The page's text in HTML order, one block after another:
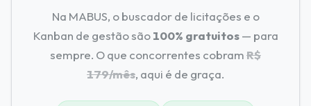
Na MABUS, o buscador de licitações e o
Kanban de gestão são100% gratuitos— para
sempre. O que concorrentes cobramR$
179/mês, aqui é de graça.